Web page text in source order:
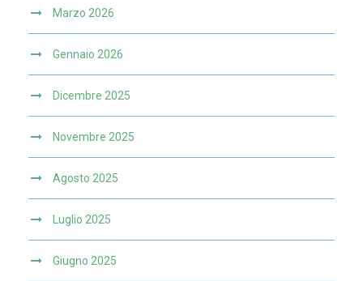
Marzo 2026
Gennaio 2026
Dicembre 2025
Novembre 2025
Agosto 2025
Luglio 2025
Giugno 2025